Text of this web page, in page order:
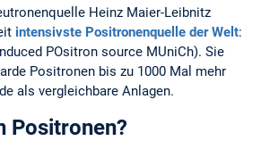
Heinz Maier-Leibnitz
intensivste Positronenquelle der Welt:
POsitron source MUniCh). Sie
Positronen bis zu 1000 Mal mehr
als vergleichbare Anlagen.
Positronen?